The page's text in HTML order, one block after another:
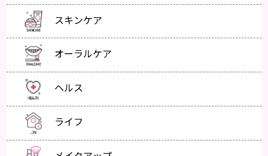
スキンケア
オーラルケア
ヘルス
ライフ